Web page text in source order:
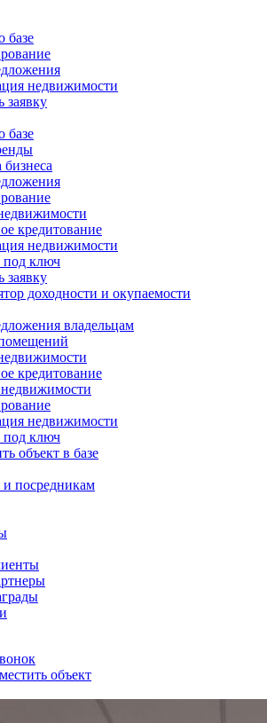
базе
недвижимости
заявку
базе
кредитование
недвижимости
под ключ
заявку
доходности и окупаемости
владельцам
кредитование
недвижимости
под ключ
объект в базе
посредникам
объект